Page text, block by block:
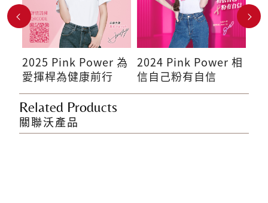
2025 Pink Power 為
愛揮桿為健康前行
2024 Pink Power 相
信自己粉有自信
Related Products
關聯沃產品